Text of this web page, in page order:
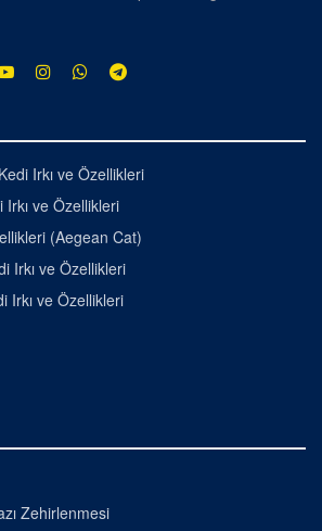
Irkı ve Özellikleri
ve Özellikleri
(Aegean Cat)
Irkı ve Özellikleri
Irkı ve Özellikleri
Zehirlenmesi